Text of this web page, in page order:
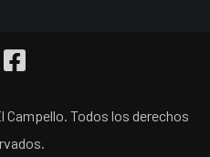
Todos los derechos